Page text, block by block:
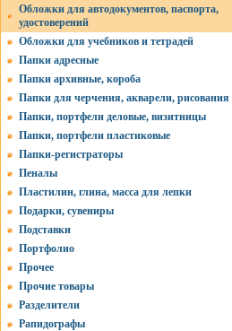
Обложки для автодокументов, паспорта,
удостоверений
Обложки для учебников и тетрадей
Папки адресные
Папки архивные, короба
Папки для черчения, акварели, рисования
Папки, портфели деловые, визитницы
Папки, портфели пластиковые
Папки-регистраторы
Пеналы
Пластилин, глина, масса для лепки
Подарки, сувениры
Подставки
Портфолио
Прочее
Прочие товары
Разделители
Рапидографы